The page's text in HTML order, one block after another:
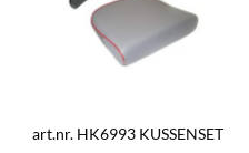
art.nr. HK6993 KUSSENSET